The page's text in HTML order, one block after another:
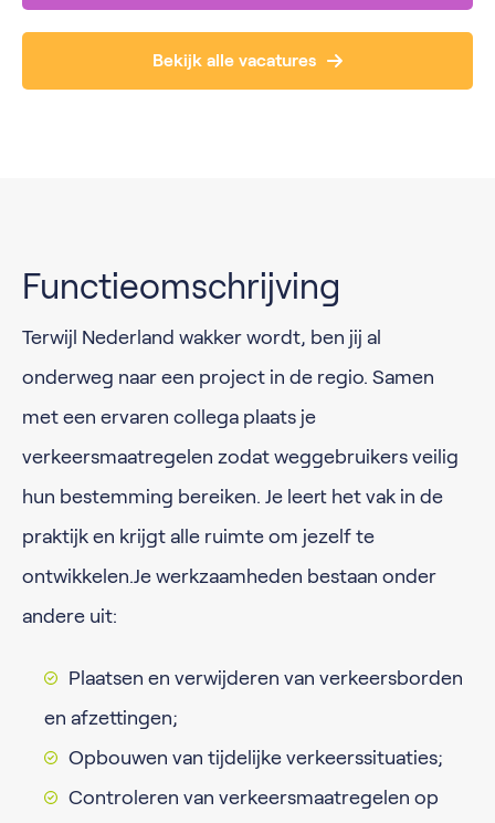
Bekijk alle vacatures
Functieomschrijving
Terwijl Nederland wakker wordt, ben jij al
onderweg naar een project in de regio. Samen
met een ervaren collega plaats je
verkeersmaatregelen zodat weggebruikers veilig
hun bestemming bereiken. Je leert het vak in de
praktijk en krijgt alle ruimte om jezelf te
ontwikkelen.Je werkzaamheden bestaan onder
andere uit:
Plaatsen en verwijderen van verkeersborden
en afzettingen;
Opbouwen van tijdelijke verkeerssituaties;
Controleren van verkeersmaatregelen op